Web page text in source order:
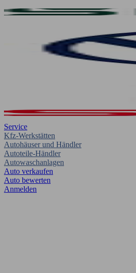
Service
Kfz-Werkstätten
Autohäuser und Händler
Autoteile-Händler
Autowaschanlagen
Auto verkaufen
Auto bewerten
Anmelden